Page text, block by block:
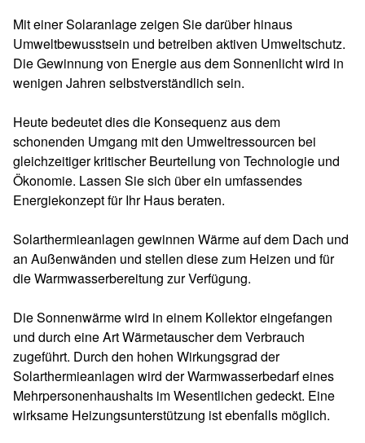
Mit einer Solaranlage zeigen Sie darüber hinaus
Umweltbewusstsein und betreiben aktiven Umweltschutz.
Die Gewinnung von Energie aus dem Sonnenlicht wird in
wenigen Jahren selbstverständlich sein.
Heute bedeutet dies die Konsequenz aus dem
schonenden Umgang mit den Umweltressourcen bei
gleichzeitiger kritischer Beurteilung von Technologie und
Ökonomie. Lassen Sie sich über ein umfassendes
Energiekonzept für Ihr Haus beraten.
Solarthermieanlagen gewinnen Wärme auf dem Dach und
an Außenwänden und stellen diese zum Heizen und für
die Warmwasserbereitung zur Verfügung.
Die Sonnenwärme wird in einem Kollektor eingefangen
und durch eine Art Wärmetauscher dem Verbrauch
zugeführt. Durch den hohen Wirkungsgrad der
Solarthermieanlagen wird der Warmwasserbedarf eines
Mehrpersonenhaushalts im Wesentlichen gedeckt. Eine
wirksame Heizungsunterstützung ist ebenfalls möglich.